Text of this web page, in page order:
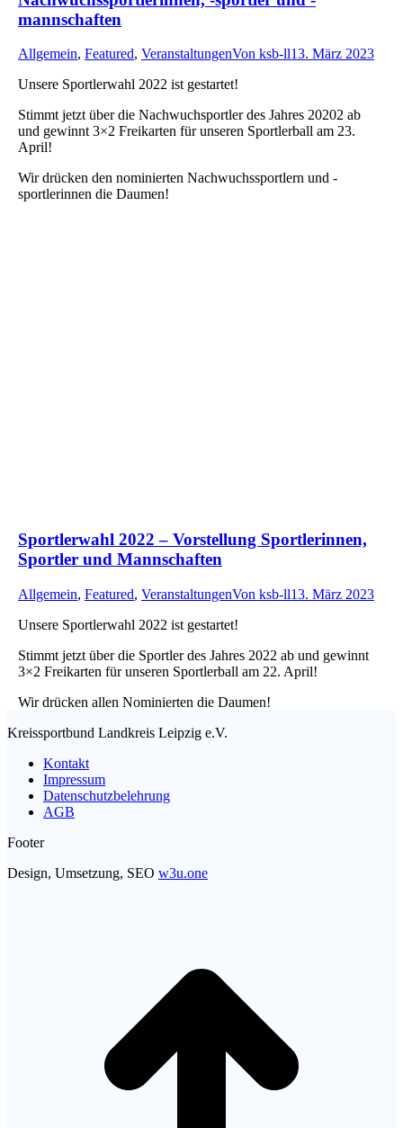
mannschaften
Allgemein, Featured, VeranstaltungenVon ksb-ll13. März 2023
Unsere Sportlerwahl 2022 ist gestartet!
Stimmt jetzt über die Nachwuchsportler des Jahres 20202 ab
und gewinnt 3×2 Freikarten für unseren Sportlerball am 23.
April!
Wir drücken den nominierten Nachwuchssportlern und -
sportlerinnen die Daumen!
Sportlerwahl 2022 – Vorstellung Sportlerinnen,
Sportler und Mannschaften
Allgemein, Featured, VeranstaltungenVon ksb-ll13. März 2023
Unsere Sportlerwahl 2022 ist gestartet!
Stimmt jetzt über die Sportler des Jahres 2022 ab und gewinnt
3×2 Freikarten für unseren Sportlerball am 22. April!
Wir drücken allen Nominierten die Daumen!
Kreissportbund Landkreis Leipzig e.V.
Kontakt
Impressum
Datenschutzbelehrung
AGB
Footer
Design, Umsetzung, SEO w3u.one